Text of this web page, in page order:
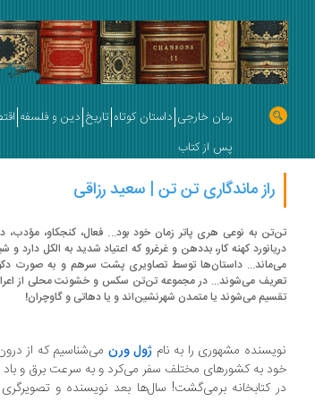
رمان خارجی داستان کوتاه تاریخ دین و فلسفه
پس از کتاب
راز ماندگاری تن تن | سعید‌ رزاقی
تن‌تن به نوعی‌ هری‌ پاتر‌ زمان‌ خود بود... فعال، کنجکاو،
دریانورد کهنه کار، بددهن و غرغرو که اعتیاد شدید به‌ الکل‌
می‌ماند... داستان‌ها توسط تصاویری پشت سرهم‌ و به‌ صورت‌
تعریف می‌شوند... در مجموعه تن‌تن سکس و خشونت محلی‌ از‌
تقسیم می‌شوند یا متمدن شهرنشین‌اند و یا دهاتی و گاوچران!
نویسنده مشهوری را به نام ژول ورن می‌شناسیم‌ که از
خود به کشورهای مختلف سفر می‌کرد‌ و به سرعت برق و
در کتابخانه برمی‌گشت! سال‌ها بعد نویسنده و